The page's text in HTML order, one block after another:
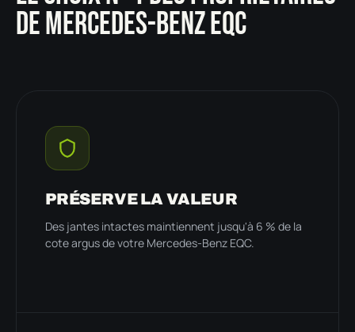
DE MERCEDES-BENZ EQC
PRÉSERVE LA VALEUR
Des jantes intactes maintiennent jusqu'à 6 % de la
cote argus de votre Mercedes-Benz EQC.